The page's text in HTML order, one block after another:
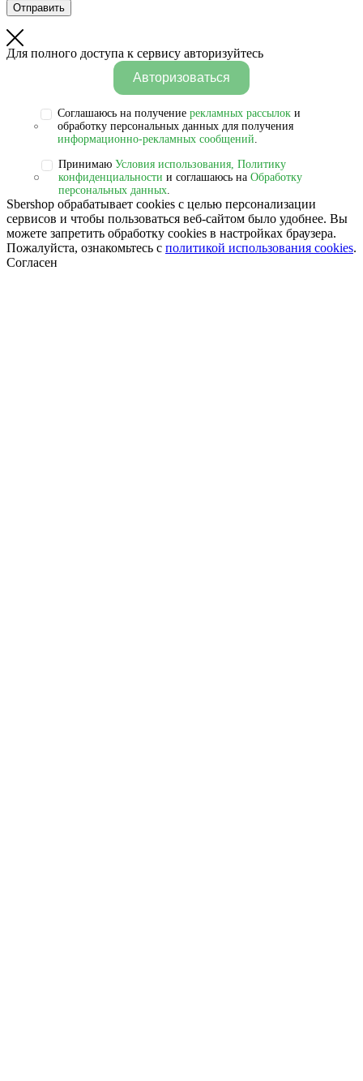
Отправить
Для полного доступа к сервису авторизуйтесь
Авторизоваться
Соглашаюсь на получениерекламных рассылок и
обработку персональных данных для получения
информационно-рекламных сообщений
Принимаю Условия использования, Политику
конфиденциальности и соглашаюсь на Обработку
персональных данных.
Sbershop обрабатывает cookies с целью персонализации
сервисов и чтобы пользоваться веб-сайтом было удобнее. Вы
можете запретить обработку сookies в настройках браузера.
Пожалуйста, ознакомьтесь с политикой использования cookies.
Согласен